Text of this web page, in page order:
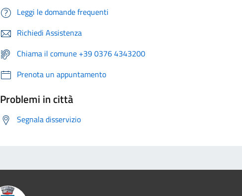
Leggi le domande frequenti
Richiedi Assistenza
Chiama il comune +39 0376 4343200
Prenota un appuntamento
Problemi in città
Segnala disservizio